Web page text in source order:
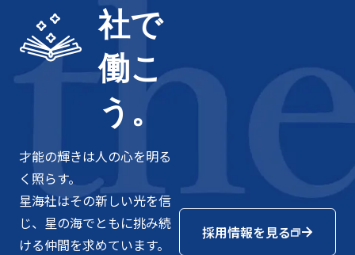
社で
働こ
う。
才能の輝きは人の心を明る
く照らす。
星海社はその新しい光を信
じ、星の海でともに挑み続
ける仲間を求めています。
採用情報を見る